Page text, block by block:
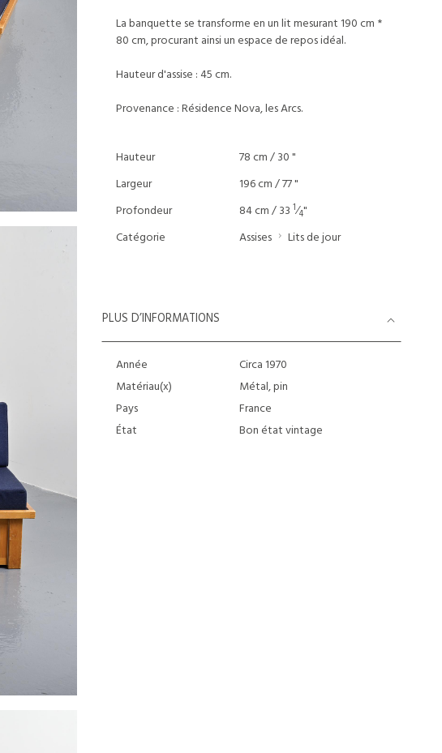
La banquette se transforme en un lit mesurant 190 cm *
80 cm, procurant ainsi un espace de repos idéal.
Hauteur d'assise : 45 cm.
Provenance : Résidence Nova, les Arcs.
Hauteur
78 cm / 30 "
Largeur
196 cm / 77 "
Profondeur
84 cm / 33 1⁄4"
Catégorie
Assises Lits de jour
PLUS D’INFORMATIONS
Année
Circa 1970
Matériau(x)
Métal, pin
Pays
France
État
Bon état vintage